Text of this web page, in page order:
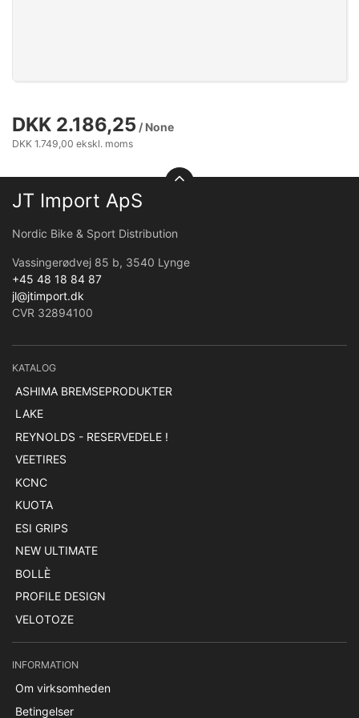
DKK 2.186,25 / None
DKK 1.749,00 ekskl. moms
JT Import ApS
Nordic Bike & Sport Distribution
Vassingerødvej 85 b, 3540 Lynge
+45 48 18 84 87
jl@jtimport.dk
CVR 32894100
KATALOG
ASHIMA BREMSEPRODUKTER
LAKE
REYNOLDS - RESERVEDELE !
VEETIRES
KCNC
KUOTA
ESI GRIPS
NEW ULTIMATE
BOLLÈ
PROFILE DESIGN
VELOTOZE
INFORMATION
Om virksomheden
Betingelser